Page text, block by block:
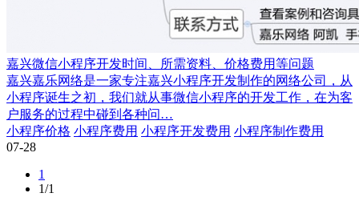
嘉兴微信小程序开发时间、所需资料、价格费用等问题
嘉兴嘉乐网络是一家专注嘉兴小程序开发制作的网络公司，从
小程序诞生之初，我们就从事微信小程序的开发工作，在为客
户服务的过程中碰到各种问…
小程序价格 小程序费用 小程序开发费用 小程序制作费用
07-28
1
1/1